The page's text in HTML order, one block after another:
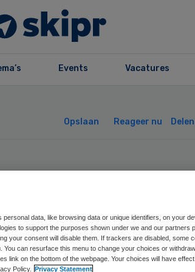
Events Vacatures
Opslaan Reageer nu Delen
data, like browsing data or unique identifiers, on your
to support the purposes shown under we and our partners
your consent will disable them. If trackers are disabled, some
You can resurface this menu to change your choices or
link on the bottom of the webpage. Your choices will have
Policy. Privacy Statement